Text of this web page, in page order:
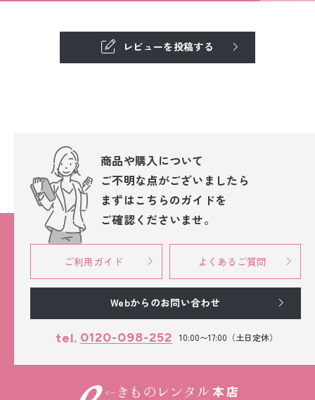
レビューを投稿する
商品や購入について
ご不明な点がございましたら
まずはこちらのガイドを
ご確認くださいませ。
ご利用ガイド よくあるご質問
Webからのお問い合わせ
tel. 0120-098-252 10:00〜17:00（土日定休）